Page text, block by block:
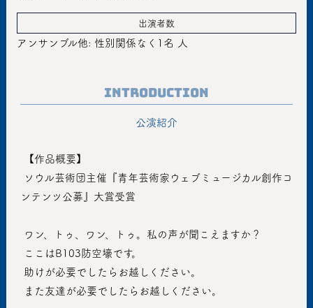
出演者数
アンサンブル他: 性別関係なく1名 人
Introduction
公演紹介
【作品概要】
ンテンツ公募』大賞受賞
ワン、トゥ、ワン、トゥ。私の声が聞こえますか？
ここはB103防空壕です。
助けが必要でしたらお越しください。
また友達が必要でしたらお越しください。